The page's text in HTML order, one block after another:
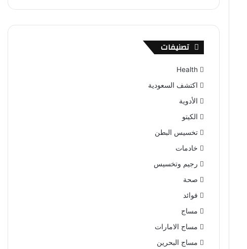
تصنيفات
Health
اكتشف السعودية
الأدوية
الكيتو
تخسيس البطن
خادمات
رجيم وتخسيس
صحة
فوائد
مساج
مساج الامارات
مساج البحرين